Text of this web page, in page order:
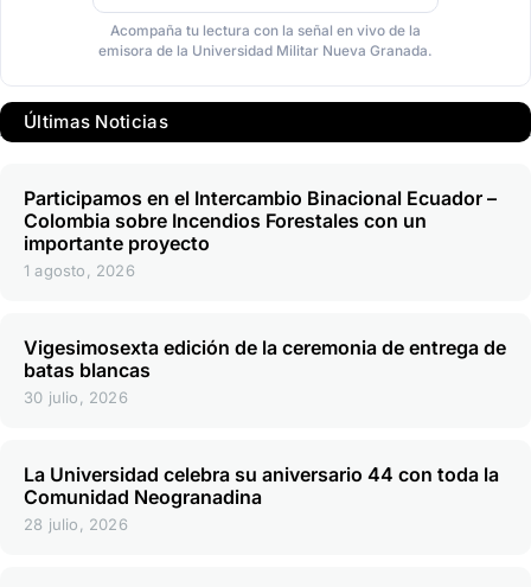
Acompaña tu lectura con la señal en vivo de la
emisora de la Universidad Militar Nueva Granada.
Últimas Noticias
Participamos en el Intercambio Binacional Ecuador –
Colombia sobre Incendios Forestales con un
importante proyecto
1 agosto, 2026
Vigesimosexta edición de la ceremonia de entrega de
batas blancas
30 julio, 2026
La Universidad celebra su aniversario 44 con toda la
Comunidad Neogranadina
28 julio, 2026